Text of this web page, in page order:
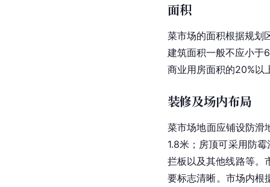
面积
菜市场的面积根据规划
建筑面积一般不应小于
商业用房面积的20%以
装修及场内布局
菜市场地面应铺设防滑
1.8米；房顶可采用防
拦板以及其他线路等。
要标志清晰。市场内根